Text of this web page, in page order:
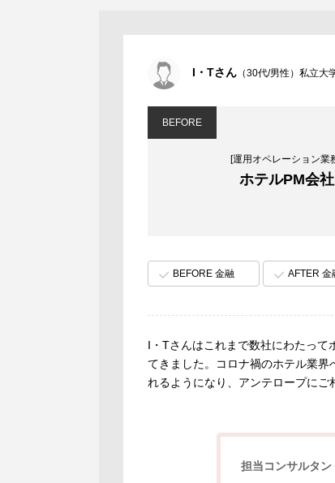
I・Tさん （30代/男性）私立大
BEFORE
[運用オペレーション業
ホテルPM会社
BEFORE 金融 AFTER 金
I・Tさんはこれまで数社にわたって
てきました。コロナ禍のホテル業界
れるようになり、アンテロープにご
担当コンサルタン